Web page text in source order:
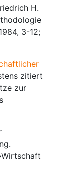
H.
3-12;
zitiert
zur